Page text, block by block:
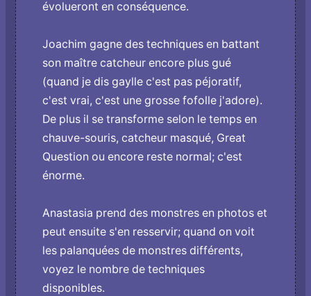
évolueront en conséquence.
Joachim gagne des techniques en battant
son maître catcheur encore plus gué
(quand je dis gaylle c'est pas péjoratif,
c'est vrai, c'est une grosse fofolle j'adore).
De plus il se transforme selon le temps en
chauve-souris, catcheur masqué, Great
Question ou encore reste normal; c'est
énorme.
Anastasia prend des monstres en photos et
peut ensuite s'en resservir; quand o­n voit
les palanquées de monstres différents,
voyez le nombre de techniques
disponibles.